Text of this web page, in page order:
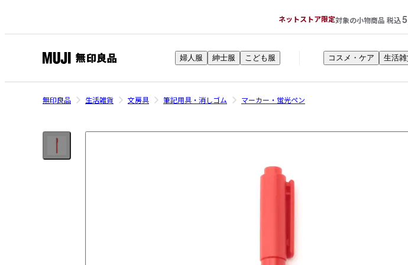
ネットストア限定対象の小物商品 税込
印
良
ネ
ト
婦人服 紳士服 こども服 コスメ・ケア 生活
無印良品 生活雑貨 文房具 筆記用具・消しゴム マーカー・蛍光ペン